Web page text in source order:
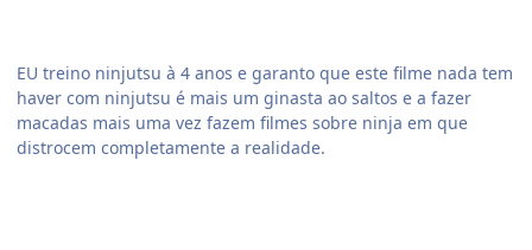
EU treino ninjutsu à 4 anos e garanto que este filme nada tem
haver com ninjutsu é mais um ginasta ao saltos e a fazer
macadas mais uma vez fazem filmes sobre ninja em que
distrocem completamente a realidade.